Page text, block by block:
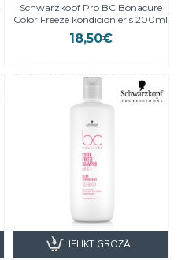
Schwarzkopf Pro BC Bonacure
Color Freeze kondicionieris 200ml
18,50€
IELIKT GROZĀ